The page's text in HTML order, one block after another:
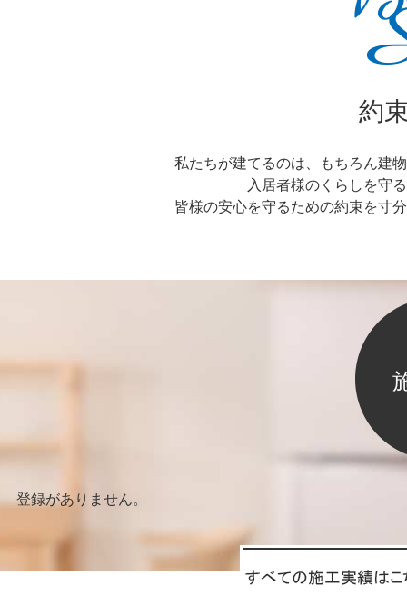
約
私たちが建てるのは、もちろん建
入居者様のくらしを守
皆様の安心を守るための約束を寸
登録がありません。